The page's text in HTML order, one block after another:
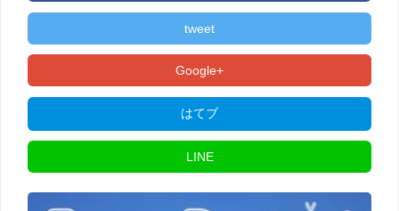
tweet
Google+
はてブ
LINE